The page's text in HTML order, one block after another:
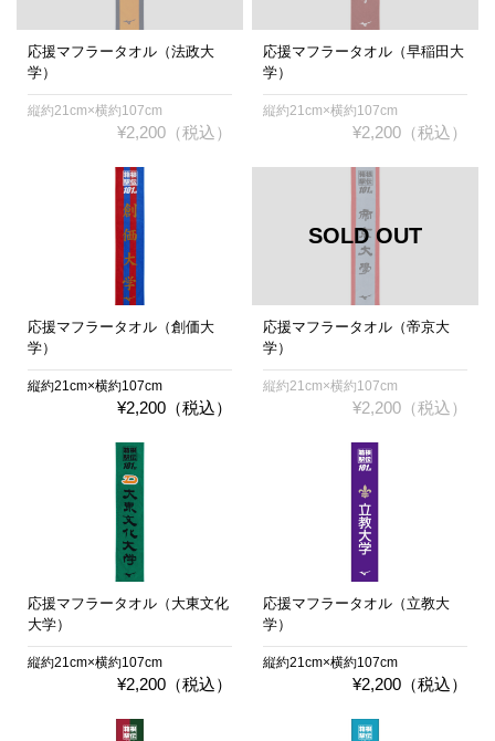
応援マフラータオル（法政大
学）
縦約21cm×横約107cm
¥2,200（税込）
応援マフラータオル（早稲田大
学）
縦約21cm×横約107cm
¥2,200（税込）
応援マフラータオル（創価大
学）
縦約21cm×横約107cm
¥2,200（税込）
応援マフラータオル（帝京大
学）
縦約21cm×横約107cm
¥2,200（税込）
応援マフラータオル（大東文化
大学）
縦約21cm×横約107cm
¥2,200（税込）
応援マフラータオル（立教大
学）
縦約21cm×横約107cm
¥2,200（税込）